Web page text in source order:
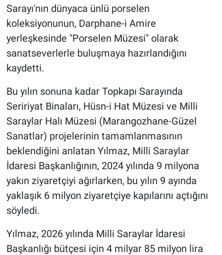
Sarayı'nın dünyaca ünlü porselen
koleksiyonunun, Darphane-i Amire
yerleşkesinde "Porselen Müzesi" olarak
sanatseverlerle buluşmaya hazırlandığını
kaydetti.
Bu yılın sonuna kadar Topkapı Sarayında
Seririyat Binaları, Hüsn-i Hat Müzesi ve Milli
Saraylar Halı Müzesi (Marangozhane-Güzel
Sanatlar) projelerinin tamamlanmasının
beklendiğini anlatan Yılmaz, Milli Saraylar
İdaresi Başkanlığının, 2024 yılında 9 milyona
yakın ziyaretçiyi ağırlarken, bu yılın 9 ayında
yaklaşık 6 milyon ziyaretçiye kapılarını açtığını
söyledi.
Yılmaz, 2026 yılında Milli Saraylar İdaresi
Başkanlığı bütçesi için 4 milyar 85 milyon lira